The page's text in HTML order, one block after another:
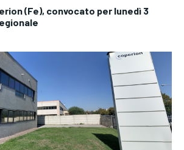
(Fe), convocato per lunedì 3